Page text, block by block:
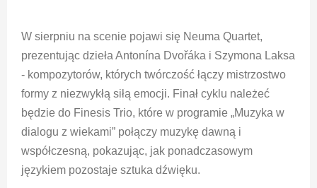
W sierpniu na scenie pojawi się Neuma Quartet,
prezentując dzieła Antonína Dvořáka i Szymona Laksa
- kompozytorów, których twórczość łączy mistrzostwo
formy z niezwykłą siłą emocji. Finał cyklu należeć
będzie do Finesis Trio, które w programie „Muzyka w
dialogu z wiekami” połączy muzykę dawną i
współczesną, pokazując, jak ponadczasowym
językiem pozostaje sztuka dźwięku.